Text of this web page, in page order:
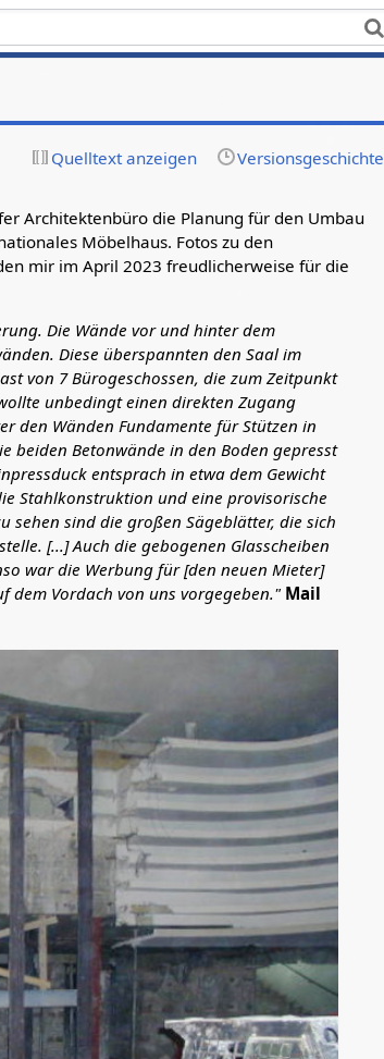
Quelltext anzeigen Versionsgeschichte
Architektenbüro die Planung für den Umbau
Möbelhaus. Fotos zu den
mir im April 2023 freudlicherweise für die
Die Wände vor und hinter dem
Diese überspannten den Saal im
von 7 Bürogeschossen, die zum Zeitpunkt
unbedingt einen direkten Zugang
den Wänden Fundamente für Stützen in
beiden Betonwände in den Boden gepresst
entsprach in etwa dem Gewicht
Stahlkonstruktion und eine provisorische
sehen sind die großen Sägeblätter, die sich
[...] Auch die gebogenen Glasscheiben
war die Werbung für [den neuen Mieter]
dem Vordach von uns vorgegeben." Mail